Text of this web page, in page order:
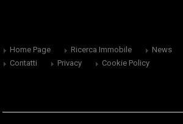
Home Page Ricerca Immobile News
Contatti
Privacy Cookie Policy